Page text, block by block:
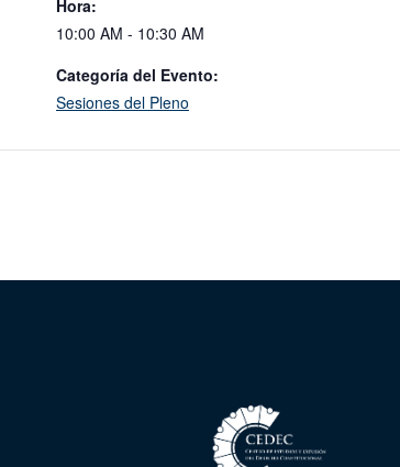
Hora:
10:00 AM - 10:30 AM
Categoría del Evento:
Sesiones del Pleno